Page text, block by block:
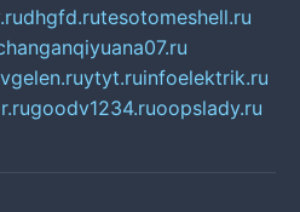
dhgfd.rutesotomeshell.ru
ytyt.ruinfoelektrik.ru
goodv1234.ruoopslady.ru